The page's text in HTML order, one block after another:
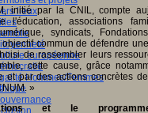
lieux
européenne
Hommes/Femmes
initié par la CNIL, compte
l'éducation, associations
syndicats,
commun de défendre
de rassembler leurs
cette cause, grâce
et par des actions concrètes
»
et le